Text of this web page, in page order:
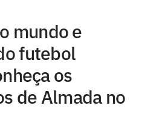
mundo e
futebol
os
de Almada no